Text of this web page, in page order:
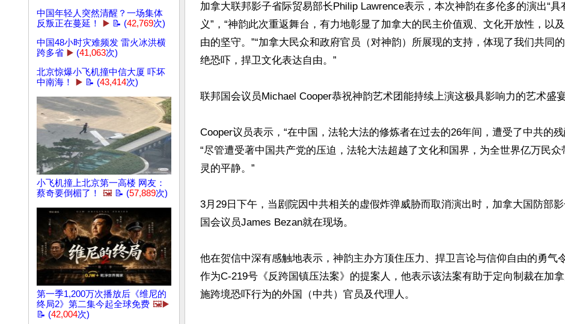
中国年轻人突然清醒？一场集体
反叛正在蔓延！
▶️ 📝 (42,769次)
中国48小时灾难频发 雷火冰洪横
跨多省 ▶️ (41,063次)
北京惊爆小飞机撞中信大厦 吓坏
中南海！
▶️ 📝 (43,414次)
小飞机撞上北京第一高楼 网友：
蔡奇要倒楣了！
🖼️ 📝 (57,889次)
第一季1,200万次播放后《维尼的
终局2》第二集今起全球免费 🖼️▶️
📝 (42,004次)
加拿大联邦影子省际贸易部长Philip Lawrence表示，本次神韵在多伦多的演出“具
义”，“神韵此次重返舞台，有力地彰显了加拿大的民主价值观、文化开放性，以
由的坚守。”“加拿大民众和政府官员（对神韵）所展现的支持，体现了我们共同
绝恐吓，捍卫文化表达自由。”
联邦国会议员Michael Cooper恭祝神韵艺术团能持续上演这极具影响力的艺术盛宴
Cooper议员表示，“在中国，法轮大法的修炼者在过去的26年间，遭受了中共的残
“尽管遭受著中国共产党的压迫，法轮大法超越了文化和国界，为全世界亿万民众
灵的平静。”
3月29日下午，当剧院因中共相关的虚假炸弹威胁而取消演出时，加拿大国防部影
国会议员James Bezan就在现场。
他在贺信中深有感触地表示，神韵主办方顶住压力、捍卫言论与信仰自由的勇气
作为C-219号《反跨国镇压法案》的提案人，他表示该法案有助于定向制裁在加
施跨境恐吓行为的外国（中共）官员及代理人。